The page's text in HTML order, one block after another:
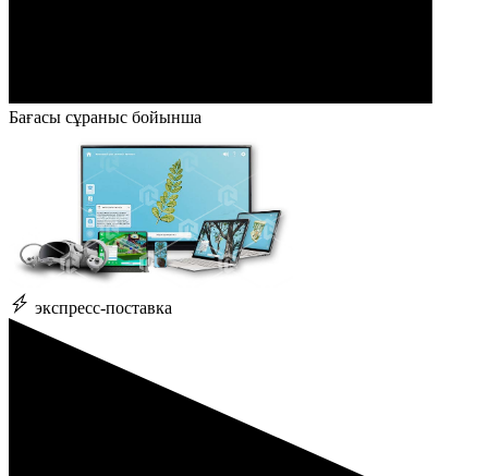
Бағасы сұраныс бойынша
экспресс-поставка